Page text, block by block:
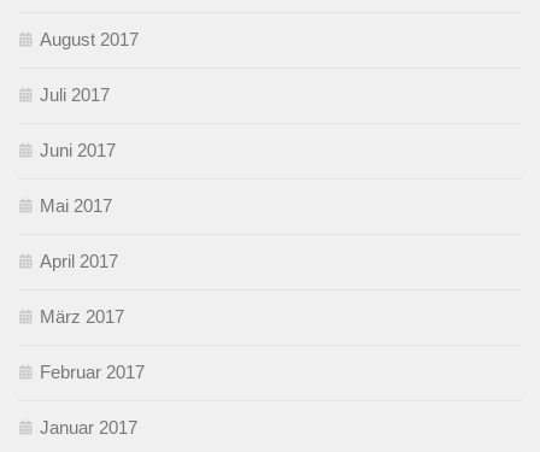
August 2017
Juli 2017
Juni 2017
Mai 2017
April 2017
März 2017
Februar 2017
Januar 2017